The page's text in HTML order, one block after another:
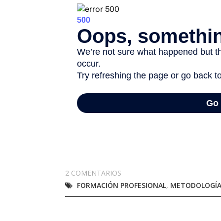
2 COMENTARIOS
FORMACIÓN PROFESIONAL, METODOLOGÍA